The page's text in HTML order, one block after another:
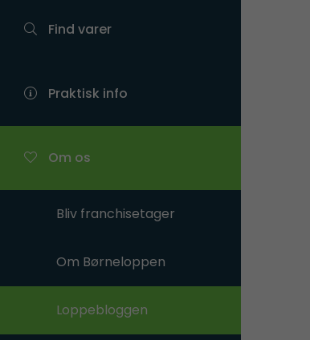
Find varer
Praktisk info
Om os
Bliv franchisetager
Om Børneloppen
Loppebloggen